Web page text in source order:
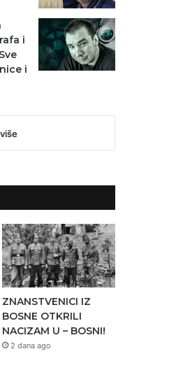
i
i
ZNANSTVENICI IZ
BOSNE OTKRILI
NACIZAM U – BOSNI!
2 dana ago